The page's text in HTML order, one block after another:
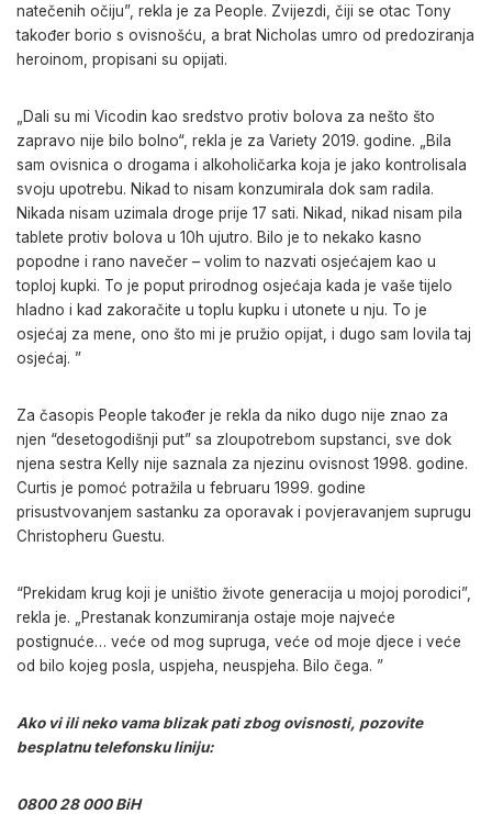
natečenih očiju”, rekla je za People. Zvijezdi, čiji se otac Tony
također borio s ovisnošću, a brat Nicholas umro od predoziranja
heroinom, propisani su opijati.
„Dali su mi Vicodin kao sredstvo protiv bolova za nešto što
zapravo nije bilo bolno“, rekla je za Variety 2019. godine. „Bila
sam ovisnica o drogama i alkoholičarka koja je jako kontrolisala
svoju upotrebu. Nikad to nisam konzumirala dok sam radila.
Nikada nisam uzimala droge prije 17 sati. Nikad, nikad nisam pila
tablete protiv bolova u 10h ujutro. Bilo je to nekako kasno
popodne i rano navečer – volim to nazvati osjećajem kao u
toploj kupki. To je poput prirodnog osjećaja kada je vaše tijelo
hladno i kad zakoračite u toplu kupku i utonete u nju. To je
osjećaj za mene, ono što mi je pružio opijat, i dugo sam lovila taj
osjećaj. ”
Za časopis People također je rekla da niko dugo nije znao za
njen “desetogodišnji put” sa zloupotrebom supstanci, sve dok
njena sestra Kelly nije saznala za njezinu ovisnost 1998. godine.
Curtis je pomoć potražila u februaru 1999. godine
prisustvovanjem sastanku za oporavak i povjeravanjem suprugu
Christopheru Guestu.
“Prekidam krug koji je uništio živote generacija u mojoj porodici”,
rekla je. „Prestanak konzumiranja ostaje moje najveće
postignuće… veće od mog supruga, veće od moje djece i veće
od bilo kojeg posla, uspjeha, neuspjeha. Bilo čega. ”
Ako vi ili neko vama blizak pati zbog ovisnosti, pozovite
besplatnu telefonsku liniju:
0800 28 000 BiH